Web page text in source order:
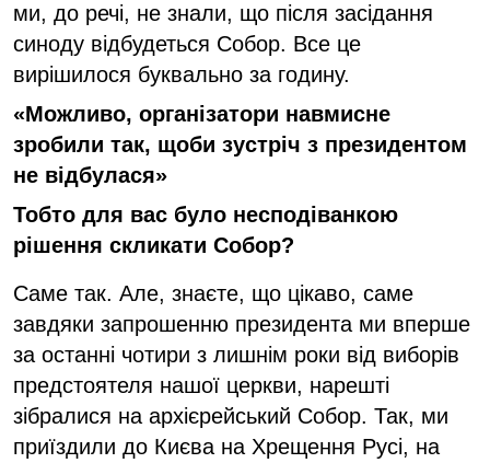
ми, до речі, не знали, що після засідання
синоду відбудеться Собор. Все це
вирішилося буквально за годину.
«Можливо, організатори навмисне
зробили так, щоби зустріч з президентом
не відбулася»
Тобто для вас було несподіванкою
рішення скликати Собор?
Саме так. Але, знаєте, що цікаво, саме
завдяки запрошенню президента ми вперше
за останні чотири з лишнім роки від виборів
предстоятеля нашої церкви, нарешті
зібралися на архієрейський Собор. Так, ми
приїздили до Києва на Хрещення Русі, на